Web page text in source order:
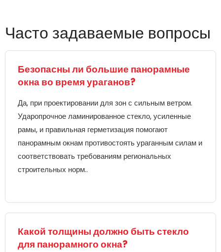
Часто задаваемые вопросы
Безопасны ли большие панорамные
окна во время ураганов?
Да, при проектировании для зон с сильным ветром.
Ударопрочное ламинированное стекло, усиленные
рамы, и правильная герметизация помогают
панорамным окнам противостоять ураганным силам и
соответствовать требованиям региональных
строительных норм..
Какой толщины должно быть стекло
для панорамного окна?